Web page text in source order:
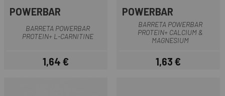
POWERBAR
BARRETA POWERBAR
PROTEIN+ L-CARNITINE
Preu
1,64 €
POWERBAR
BARRETA POWERBAR
PROTEIN+ CALCIUM &
MAGNESIUM
Preu
1,63 €